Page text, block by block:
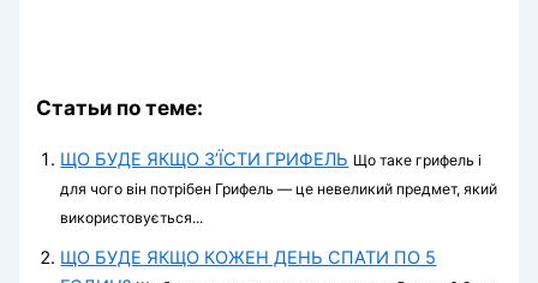
Статьи по теме:
ЩО БУДЕ ЯКЩО З’ЇСТИ ГРИФЕЛЬ Що таке грифель і
для чого він потрібен Грифель — це невеликий предмет, який
використовується...
ЩО БУДЕ ЯКЩО КОЖЕН ДЕНЬ СПАТИ ПО 5